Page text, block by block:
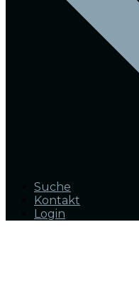
Suche
Kontakt
Login